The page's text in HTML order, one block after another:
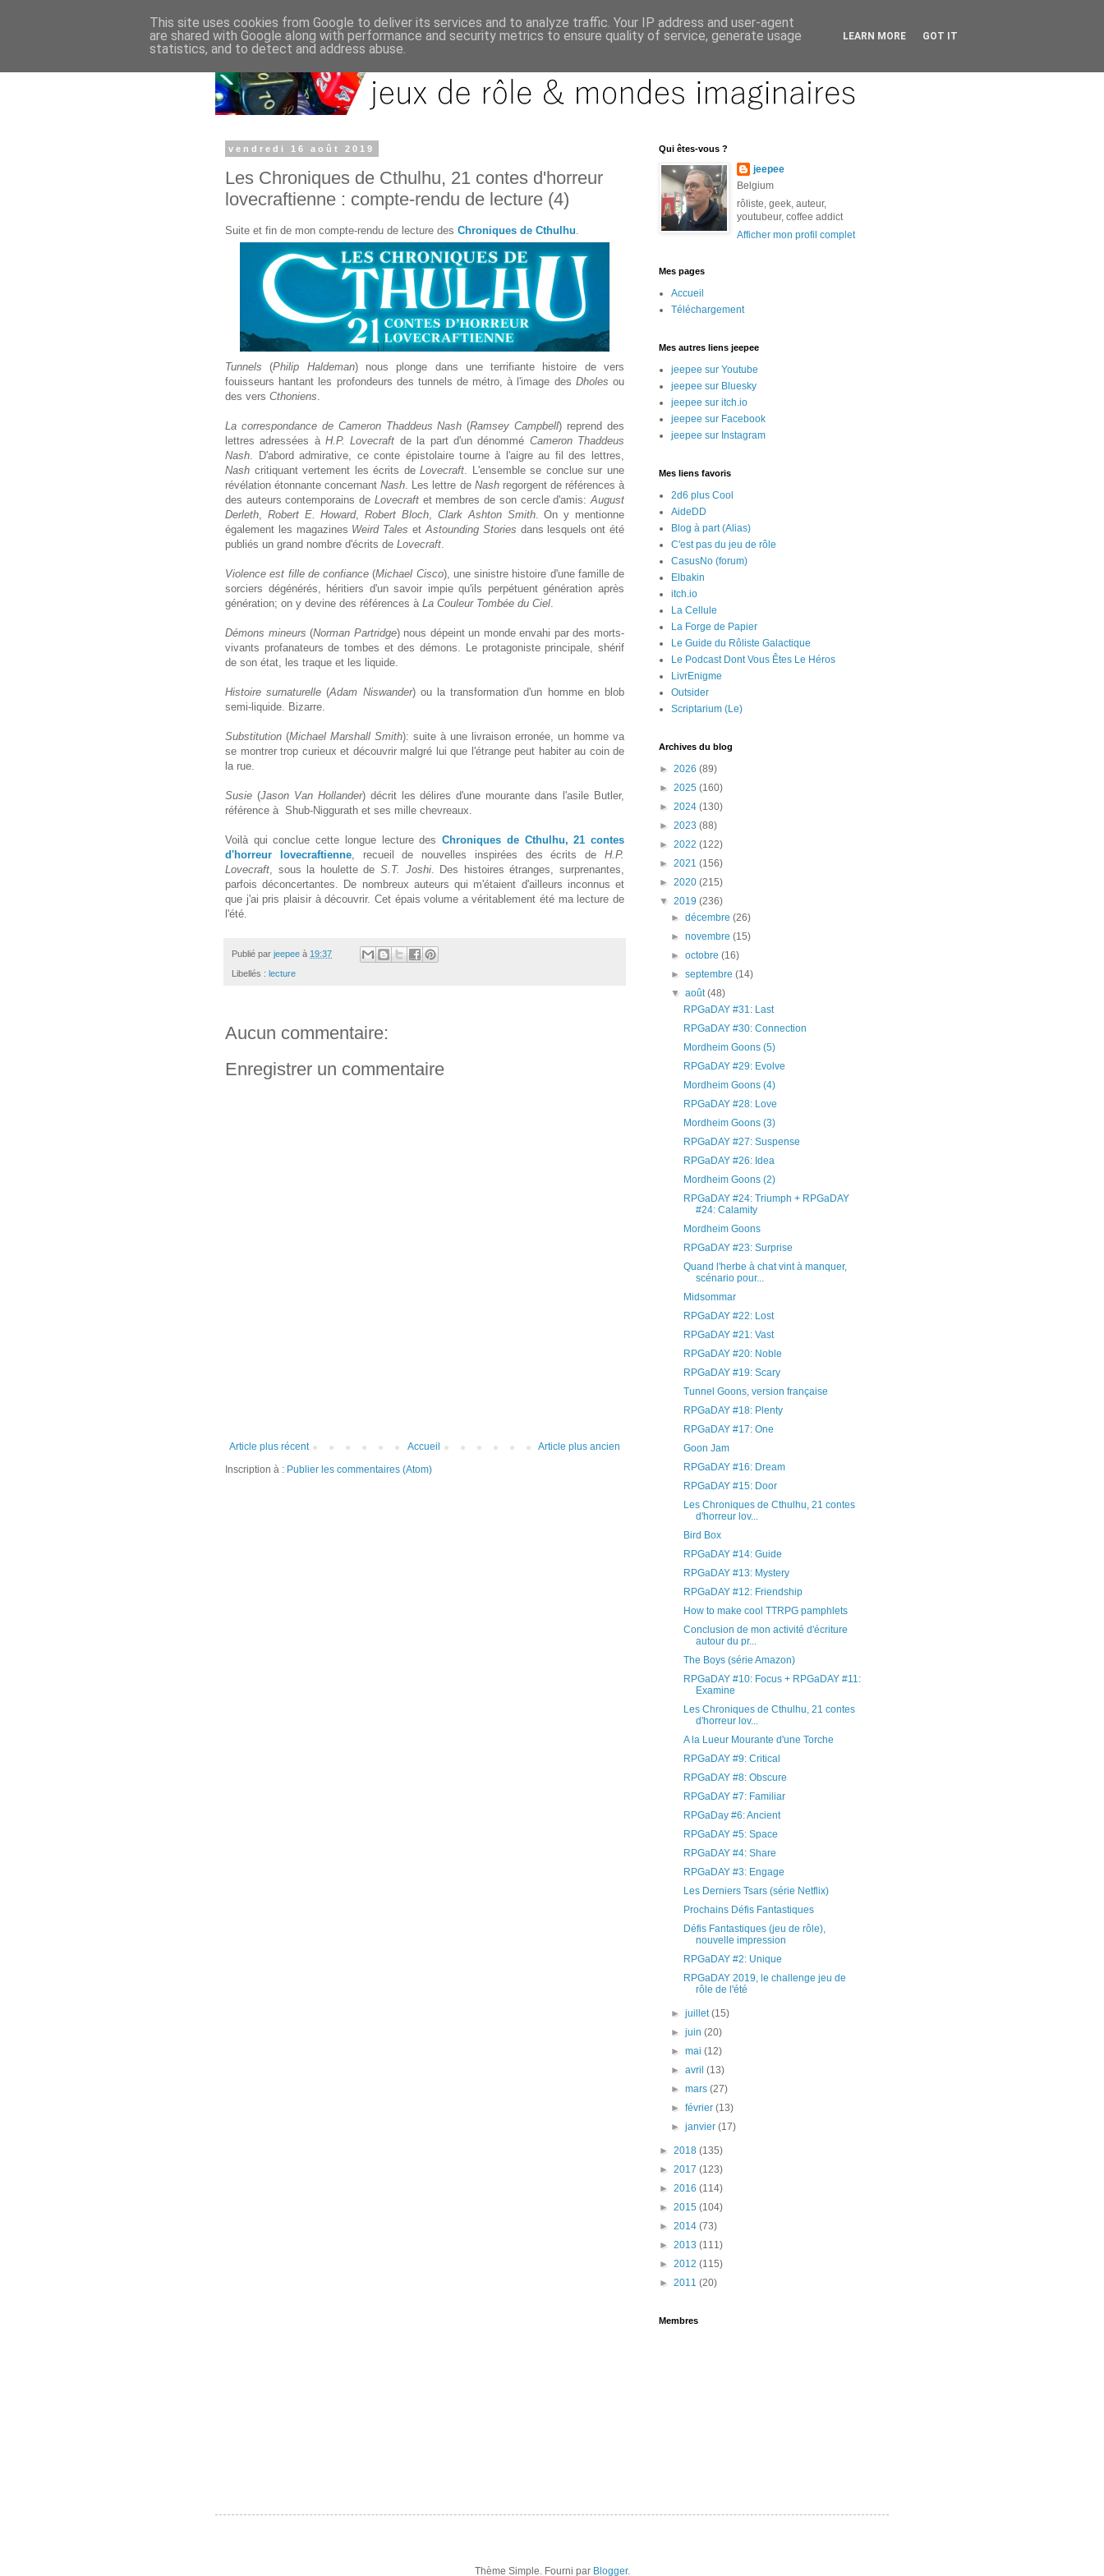
vendredi 16 août 2019
Les Chroniques de Cthulhu, 21 contes d'horreur
lovecraftienne : compte-rendu de lecture (4)
Suite et fin de mon compte-rendu de lecture des Chroniques de Cthulhu
Tunnels (Philip Haldeman) nous plonge dans une terrifiante histoire de vers
fouisseurs hantant les profondeurs des tunnels de métro, à l'image des Dholesou
des vers Cthoniens
La correspondance de Cameron Thaddeus Nash (Ramsey Campbell) reprend des
lettres adressées àH.P. Lovecraft de la part d'un dénommé Cameron Thaddeus
Nash . D'abord admirative, ce conte épistolaire tourne à l'aigre au fil des lettres,
Nash critiquant vertement les écrits deLovecraft . L'ensemble se conclue sur une
révélation étonnante concernantNash . Les lettre de Nash regorgent de références à
des auteurs contemporains de Lovecraft et membres de son cercle d'amis:August
Derleth
Robert E. Howard,Robert Bloch Clark Ashton Smith. On y mentionne
également les magazines Weird Tales et Astounding Stories dans lesquels ont été
publiés un grand nombre d'écrits de Lovecraft
Violence est fille de confiance (Michael Cisco), une sinistre histoire d'une famille de
sorciers dégénérés, héritiers d'un savoir impie qu'ils perpétuent génération après
génération; on y devine des références à La Couleur Tombée du Ciel
Démons mineurs(Norman Partridge) nous dépeint un monde envahi par des morts-
vivants profanateurs de tombes et des démons. Le protagoniste principale, shérif
de son état, les traque et les liquide.
Histoire surnaturelle (Adam Niswander) ou la transformation d'un homme en blob
semi-liquide. Bizarre.
Substitution (Michael Marshall Smith): suite à une livraison erronée, un homme va
se montrer trop curieux et découvrir malgré lui que l'étrange peut habiter au coin de
la rue.
Susie (Jason Van Hollander) décrit les délires d'une mourante dans l'asile Butler,
référence à Shub-Niggurath et ses mille chevreaux.
Voilà qui conclue cette longue lecture desChroniques de Cthulhu, 21 contes
d'horreur lovecraftienne, recueil de nouvelles inspirées des écrits deH.P.
Lovecraft , sous la houlette de S.T. Joshi. Des histoires étranges, surprenantes,
parfois déconcertantes. De nombreux auteurs qui m'étaient d'ailleurs inconnus et
que j'ai pris plaisir à découvrir. Cet épais volume a véritablement été ma lecture de
l'été.
Publié par jeepee à 19:37
Libellés : lecture
Aucun commentaire:
Enregistrer un commentaire
Article plus récent Article plus ancien
Accueil
Inscription à : Publier les commentaires (Atom)
Qui êtes-vous ?
jeepee
Belgium
rôliste, geek, auteur,
youtubeur, coffee addict
Afficher mon profil complet
Mes pages
Accueil
Téléchargement
Mes autres liens jeepee
jeepee sur Youtube
jeepee sur Bluesky
jeepee sur itch.io
jeepee sur Facebook
jeepee sur Instagram
Mes liens favoris
2d6 plus Cool
AideDD
Blog à part (Alias)
C'est pas du jeu de rôle
CasusNo (forum)
Elbakin
itch.io
La Cellule
La Forge de Papier
Le Guide du Rôliste Galactique
Le Podcast Dont Vous Êtes Le Héros
LivrEnigme
Outsider
Scriptarium (Le)
Archives du blog
► 2026 (89)
► 2025 (160)
► 2024 (130)
► 2023 (88)
► 2022 (122)
► 2021 (156)
► 2020 (215)
▼ 2019 (236)
►décembre(26)
►novembre(15)
►octobre(16)
►septembre(14)
▼août(48)
RPGaDAY #31: Last
RPGaDAY #30: Connection
Mordheim Goons (5)
RPGaDAY #29: Evolve
Mordheim Goons (4)
RPGaDAY #28: Love
Mordheim Goons (3)
RPGaDAY #27: Suspense
RPGaDAY #26: Idea
Mordheim Goons (2)
RPGaDAY #24: Triumph + RPGaDAY
#24: Calamity
Mordheim Goons
RPGaDAY #23: Surprise
Quand l'herbe à chat vint à manquer,
scénario pour...
Midsommar
RPGaDAY #22: Lost
RPGaDAY #21: Vast
RPGaDAY #20: Noble
RPGaDAY #19: Scary
Tunnel Goons, version française
RPGaDAY #18: Plenty
RPGaDAY #17: One
Goon Jam
RPGaDAY #16: Dream
RPGaDAY #15: Door
Les Chroniques de Cthulhu, 21 contes
d'horreur lov...
Bird Box
RPGaDAY #14: Guide
RPGaDAY #13: Mystery
RPGaDAY #12: Friendship
How to make cool TTRPG pamphlets
Conclusion de mon activité d'écriture
autour du pr...
The Boys (série Amazon)
RPGaDAY #10: Focus + RPGaDAY #11:
Examine
Les Chroniques de Cthulhu, 21 contes
d'horreur lov...
A la Lueur Mourante d'une Torche
RPGaDAY #9: Critical
RPGaDAY #8: Obscure
RPGaDAY #7: Familiar
RPGaDay #6: Ancient
RPGaDAY #5: Space
RPGaDAY #4: Share
RPGaDAY #3: Engage
Les Derniers Tsars (série Netflix)
Prochains Défis Fantastiques
Défis Fantastiques (jeu de rôle),
nouvelle impression
RPGaDAY #2: Unique
RPGaDAY 2019, le challenge jeu de
rôle de l'été
►juillet(15)
►juin(20)
►mai(12)
►avril(13)
►mars(27)
►février(13)
►janvier(17)
► 2018 (135)
► 2017 (123)
► 2016 (114)
► 2015 (104)
► 2014 (73)
► 2013 (111)
► 2012 (115)
► 2011 (20)
Membres
Thème Simple. Fourni par Blogger.
This site uses cookies from Google to deliver its services and to analyze traffic. Your IP address and user-agent
are shared with Google along with performance and security metrics to ensure quality of service, generate usage
statistics, and to detect and address abuse.
LEARN MORE GOT IT